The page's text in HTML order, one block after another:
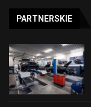
PARTNERSKIE